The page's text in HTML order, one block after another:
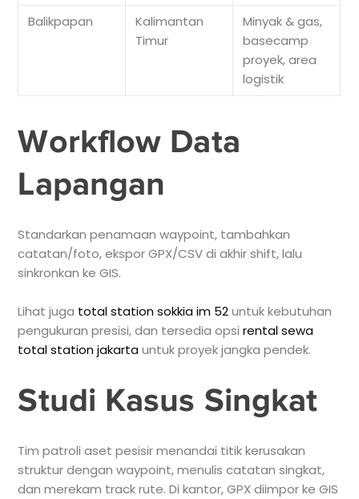
Balikpapan
Kalimantan
Timur
Minyak & gas,
basecamp
proyek, area
logistik
Workflow Data
Lapangan
Standarkan penamaan waypoint, tambahkan
catatan/foto, ekspor GPX/CSV di akhir shift, lalu
sinkronkan ke GIS.
Lihat juga total station sokkia im 52untuk kebutuhan
pengukuran presisi, dan tersedia opsirental sewa
total station jakartauntuk proyek jangka pendek.
Studi Kasus Singkat
Tim patroli aset pesisir menandai titik kerusakan
struktur dengan waypoint, menulis catatan singkat,
dan merekam track rute. Di kantor, GPX diimpor ke GIS